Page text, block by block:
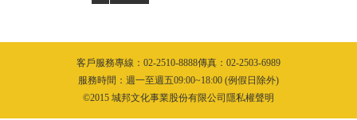
客戶服務專線：02-2510-8888傳真：02-2503-6989
服務時間：週一至週五09:00~18:00 (例假日除外)
©2015 城邦文化事業股份有限公司隱私權聲明